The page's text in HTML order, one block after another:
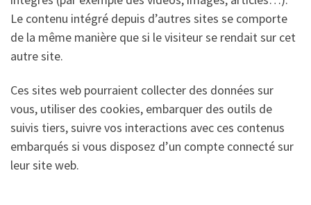
Le contenu intégré depuis d’autres sites se comporte
de la même manière que si le visiteur se rendait sur cet
autre site.
Ces sites web pourraient collecter des données sur
vous, utiliser des cookies, embarquer des outils de
suivis tiers, suivre vos interactions avec ces contenus
embarqués si vous disposez d’un compte connecté sur
leur site web.